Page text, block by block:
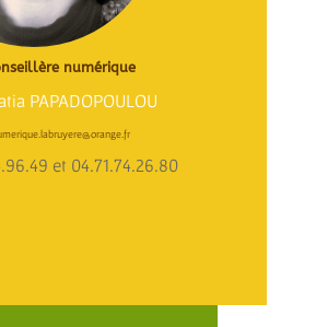
numérique
PAPADOPOULOU
et 04.71.74.26.80